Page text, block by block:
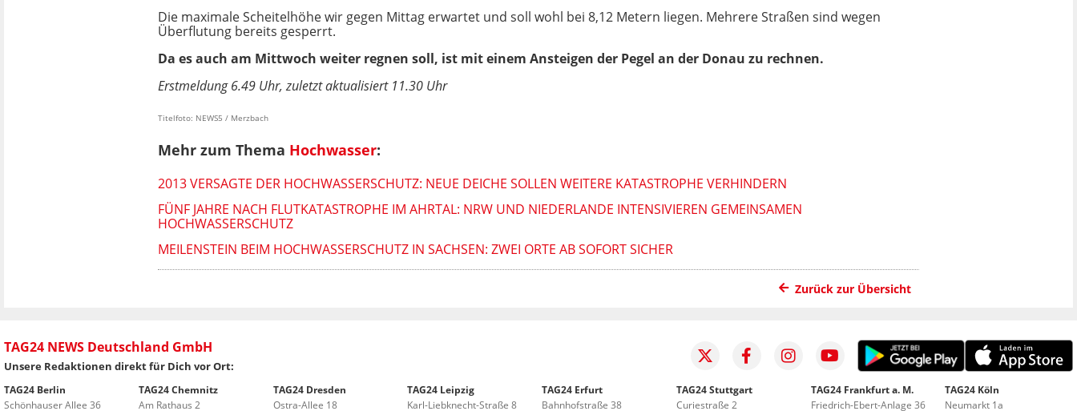
Die maximale Scheitelhöhe wir gegen Mittag erwartet und soll wohl bei 8,12 Metern liegen. Mehrere Straßen sind wegen
Überflutung bereits gesperrt.
Da es auch am Mittwoch weiter regnen soll, ist mit einem Ansteigen der Pegel an der Donau zu rechnen.
Erstmeldung 6.49 Uhr, zuletzt aktualisiert 11.30 Uhr
Titelfoto: NEWS5 / Merzbach
Mehr zum Thema Hochwasser:
2013 VERSAGTE DER HOCHWASSERSCHUTZ: NEUE DEICHE SOLLEN WEITERE KATASTROPHE VERHINDERN
FÜNF JAHRE NACH FLUTKATASTROPHE IM AHRTAL: NRW UND NIEDERLANDE INTENSIVIEREN GEMEINSAMEN
HOCHWASSERSCHUTZ
MEILENSTEIN BEIM HOCHWASSERSCHUTZ IN SACHSEN: ZWEI ORTE AB SOFORT SICHER
Zurück zur Übersicht
TAG24 NEWS Deutschland GmbH
Unsere Redaktionen direkt für Dich vor Ort:
TAG24 Berlin
Schönhauser Allee 36
TAG24 Chemnitz
Am Rathaus 2
TAG24 Dresden
Ostra-Allee 18
TAG24 Leipzig
Karl-Liebknecht-Straße 8
TAG24 Erfurt
Bahnhofstraße 38
TAG24 Stuttgart
Curiestraße 2
TAG24 Frankfurt a. M.
Friedrich-Ebert-Anlage 36
TAG24 Köln
Neumarkt 1a